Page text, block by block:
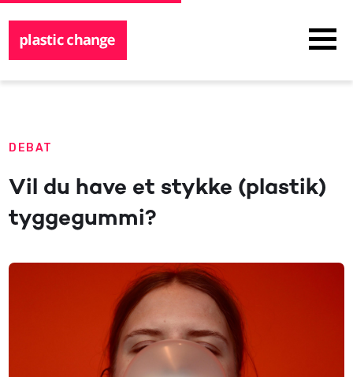
DEBAT
Vil du have et stykke (plastik)
tyggegummi?